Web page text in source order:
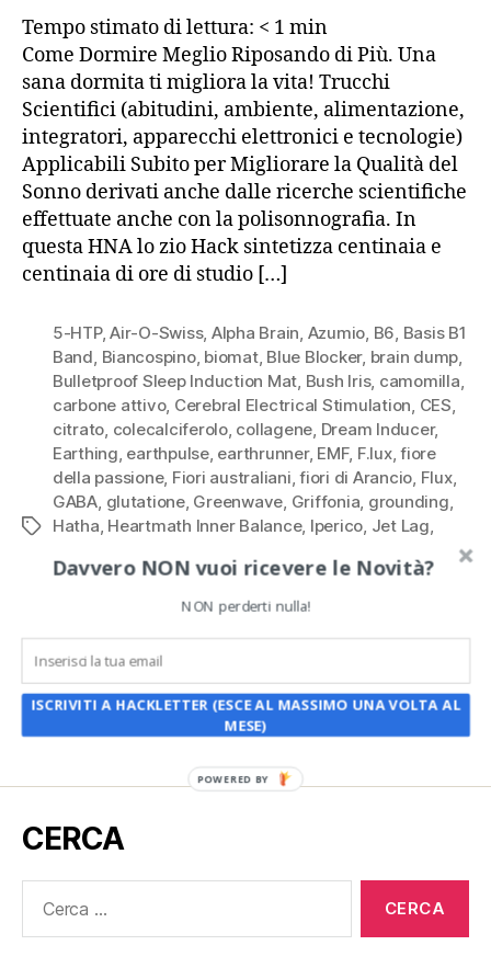
Tempo stimato di lettura: < 1 min
Come Dormire Meglio Riposando di Più. Una
sana dormita ti migliora la vita! Trucchi
Scientifici (abitudini, ambiente, alimentazione,
integratori, apparecchi elettronici e tecnologie)
Applicabili Subito per Migliorare la Qualità del
Sonno derivati anche dalle ricerche scientifiche
effettuate anche con la polisonnografia. In
questa HNA lo zio Hack sintetizza centinaia e
centinaia di ore di studio […]
Tag
5-HTP,Air-O-Swiss, Alpha Brain, Azumio, B6, Basis B1
Band, Biancospino, biomat, Blue Blocker, brain dump,
Bulletproof Sleep Induction Mat, Bush Iris, camomilla,
carbone attivo, Cerebral Electrical Stimulation, CES,
citrato, colecalciferolo, collagene, Dream Inducer,
Earthing, earthpulse, earthrunner, EMF, F.lux,fiore
della passione, Fiori australiani,fiori di Arancio, Flux,
GABA, glutatione, Greenwave, Griffonia, grounding,
Hatha, Heartmath Inner Balance, Iperico, Jet Lag,
Natural Calm,NeuroTracker Digital Pro ,olio di cocco
olio MCT, passiflora,philips Golite
Remee
Bot,Sleep Resctiction Therapy,Sleep Timer,solfato,
Supremo,tË di Kava
Humidifier,valeriana,Vitamina D3,Wild Divine,zinco,
CERCA
Davvero NON vuoi ricevere le Novità?
NON perderti nulla!
ISCRIVITI A HACKLETTER (ESCE AL MASSIMO UNA VOLTA AL
MESE)
POWERED BY